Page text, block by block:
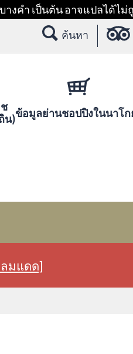
างคำ เป็นต้น อาจแปลได้ไม่
ค้นหา
น)ข้อมูลย่านชอปปิงในนาโก
มแดด]